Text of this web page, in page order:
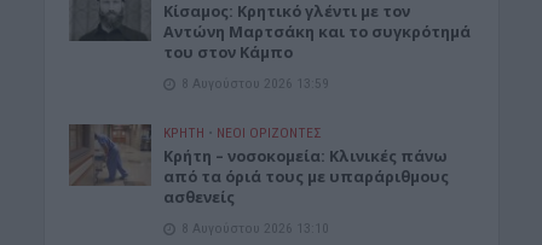
Kίσαμος: Κρητικό γλέντι με τον
Αντώνη Μαρτσάκη και το συγκρότημά
του στον Κάμπο
8 Αυγούστου 2026 13:59
ΚΡΗΤΗ • ΝΕΟΙ ΟΡΙΖΟΝΤΕΣ
Κρήτη – νοσοκομεία: Κλινικές πάνω
από τα όριά τους με υπαράριθμους
ασθενείς
8 Αυγούστου 2026 13:10